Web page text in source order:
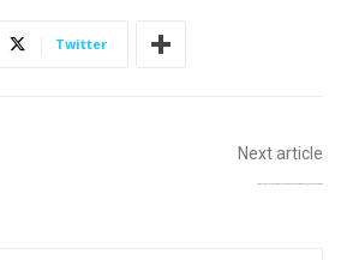
Twitter
Next article